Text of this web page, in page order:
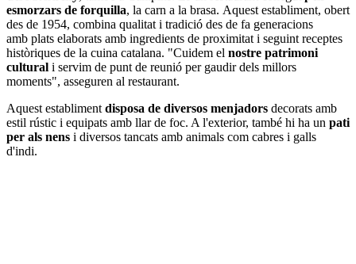
esmorzars de forquilla, la carn a la brasa. Aquest establiment, obert
des de 1954, combina qualitat i tradició des de fa generacions
amb plats elaborats amb ingredients de proximitat i seguint receptes
històriques de la cuina catalana. "Cuidem el nostre patrimoni
cultural i servim de punt de reunió per gaudir dels millors
moments", asseguren al restaurant.
Aquest establimentdisposa de diversos menjadors decorats amb
estil rústic i equipats amb llar de foc. A l'exterior, també hi ha un pati
per als nens i diversos tancats amb animals com cabres i galls
d'indi.